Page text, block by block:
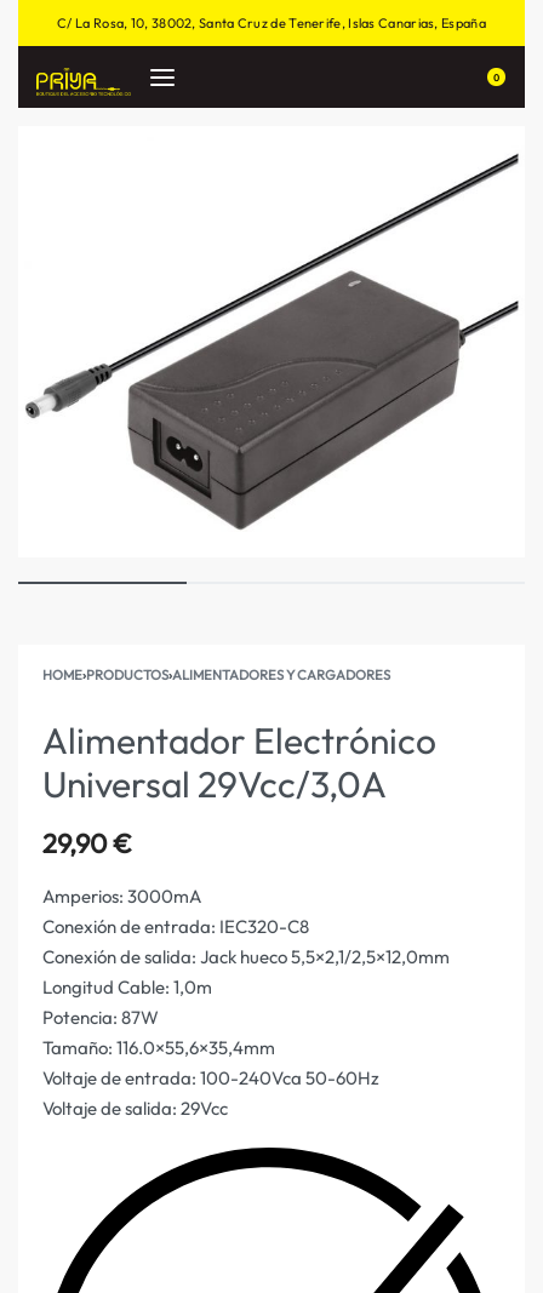
C/ La Rosa, 10, 38002, Santa Cruz de Tenerife, Islas Canarias, España
0
HOME›PRODUCTOS›ALIMENTADORES Y CARGADORES
Alimentador Electrónico
Universal 29Vcc/3,0A
29,90€
Amperios: 3000mA
Conexión de entrada: IEC320-C8
Conexión de salida: Jack hueco 5,5×2,1/2,5×12,0mm
Longitud Cable: 1,0m
Potencia: 87W
Tamaño: 116.0×55,6×35,4mm
Voltaje de entrada: 100-240Vca 50-60Hz
Voltaje de salida: 29Vcc